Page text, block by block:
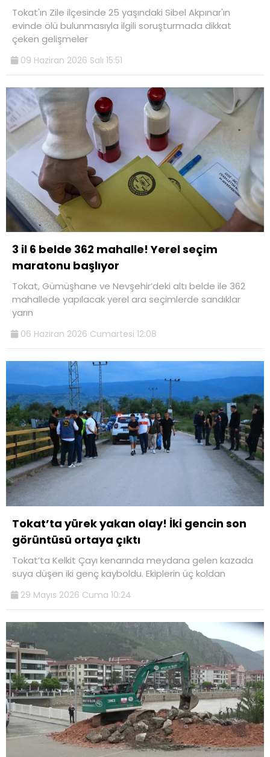
Tokat'ın Zile ilçesinde 25 yaşındaki Sibel Akpınar'ın
evinde ölü bulunmasıyla ilgili soruşturmada dikkat
çeken gelişmeler
09 Haziran 2026 Salı 15:51
3 il 6 belde 362 mahalle! Yerel seçim
maratonu başlıyor
Tokat, Gümüşhane ve Nevşehir’deki altı belde ile 362
mahallede yapılacak yerel ara seçimlerde sandıklar
yarın
06 Haziran 2026 Cumartesi 12:08
Tokat’ta yürek yakan olay! İki gencin son
görüntüsü ortaya çıktı
Tokat’ta Kelkit Çayı kenarında meydana gelen kazada
suya düşen iki genç kayboldu. Ekiplerin üç koldan
29 Mayıs 2026 Cuma 10:24